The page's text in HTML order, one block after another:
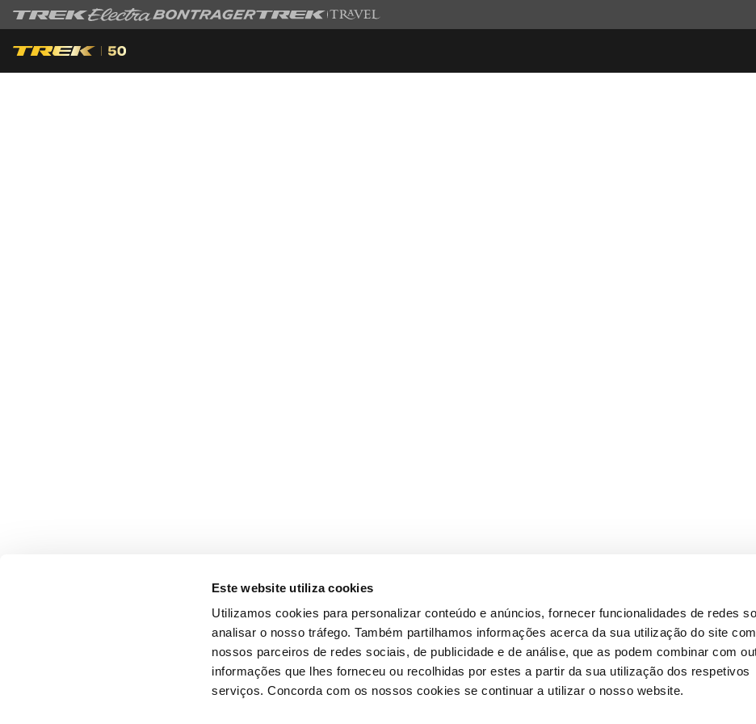
Este website utiliza cookies
Utilizamos cookies para personalizar conteúdo e anúncios, fornecer funcionalidades de redes
analisar o nosso tráfego. Também partilhamos informações acerca da sua utilização do site
nossos parceiros de redes sociais, de publicidade e de análise, que as podem combinar com
informações que lhes forneceu ou recolhidas por estes a partir da sua utilização dos respetivos
serviços. Concorda com os nossos cookies se continuar a utilizar o nosso website.